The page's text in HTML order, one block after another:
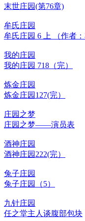
末世庄园(第76章)
牟氏庄园
牟氏庄园 6 上 （作者
我的庄园
我的庄园 718（完）
炼金庄园
炼金庄园127(完）
庄园之梦
庄园之梦——演员表
酒神庄园
酒神庄园222(完）
兔子庄园
兔子庄园（5）
九针庄园
任之堂主人谈腹部包块